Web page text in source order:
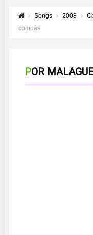
Songs 2008
compás
POR